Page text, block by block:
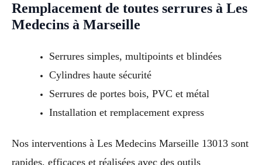
Remplacement de toutes serrures à Les
Medecins à Marseille
Serrures simples, multipoints et blindées
Cylindres haute sécurité
Serrures de portes bois, PVC et métal
Installation et remplacement express
Nos interventions à Les Medecins Marseille 13013 sont
rapides, efficaces et réalisées avec des outils